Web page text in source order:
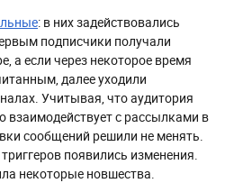
: в них задействовались
подписчики получали
а если через некоторое время
далее уходили
Учитывая, что аудитория
взаимодействует с рассылками в
сообщений решили не менять.
появились изменения.
некоторые новшества.